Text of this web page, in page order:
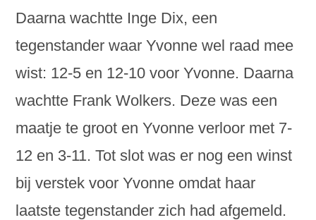
Daarna wachtte Inge Dix, een
tegenstander waar Yvonne wel raad mee
wist: 12-5 en 12-10 voor Yvonne. Daarna
wachtte Frank Wolkers. Deze was een
maatje te groot en Yvonne verloor met 7-
12 en 3-11. Tot slot was er nog een winst
bij verstek voor Yvonne omdat haar
laatste tegenstander zich had afgemeld.